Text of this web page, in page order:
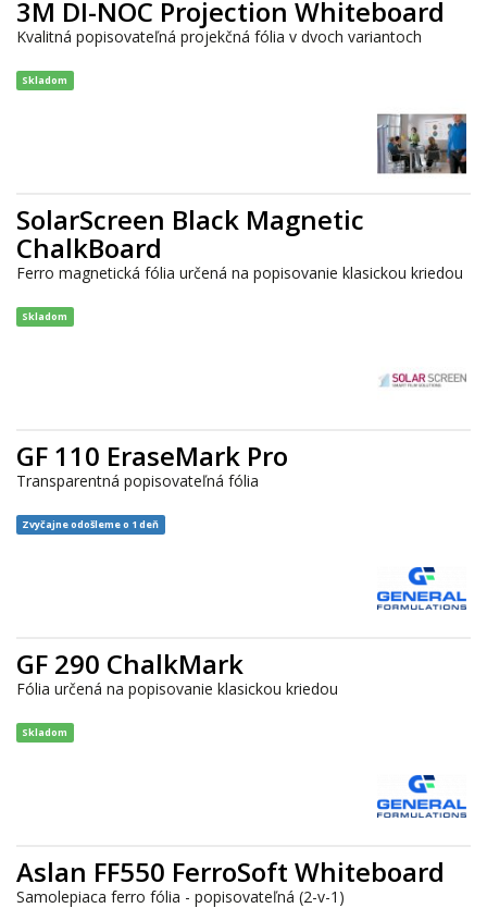
3M DI-NOC Projection Whiteboard
Kvalitná popisovateľná projekčná fólia v dvoch variantoch
Skladom
SolarScreen Black Magnetic
ChalkBoard
Ferro magnetická fólia určená na popisovanie klasickou kriedou
Skladom
GF 110 EraseMark Pro
Transparentná popisovateľná fólia
Zvyčajne odošleme o 1 deň
GF 290 ChalkMark
Fólia určená na popisovanie klasickou kriedou
Skladom
Aslan FF550 FerroSoft Whiteboard
Samolepiaca ferro fólia - popisovateľná (2-v-1)